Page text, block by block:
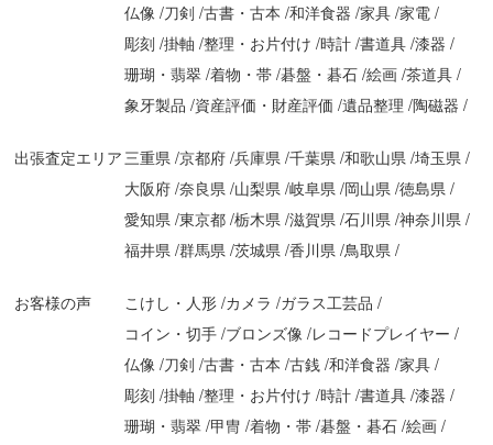
仏像 刀剣 古書・古本 和洋食器 家具 家電
彫刻 掛軸 整理・お片付け 時計 書道具 漆器
珊瑚・翡翠 着物・帯 碁盤・碁石 絵画 茶道具
象牙製品 資産評価・財産評価 遺品整理 陶磁器
出張査定エリア三重県 京都府 兵庫県 千葉県 和歌山県 埼玉県
大阪府 奈良県 山梨県 岐阜県 岡山県 徳島県
愛知県 東京都 栃木県 滋賀県 石川県 神奈川県
福井県 群馬県 茨城県 香川県 鳥取県
お客様の声 こけし・人形 カメラ ガラス工芸品
コイン・切手 ブロンズ像 レコードプレイヤー
仏像 刀剣 古書・古本 古銭 和洋食器 家具
彫刻 掛軸 整理・お片付け 時計 書道具 漆器
珊瑚・翡翠 甲冑 着物・帯 碁盤・碁石 絵画